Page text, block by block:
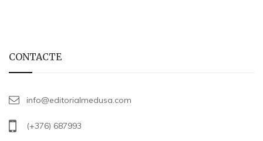
CONTACTE
info@editorialmedusa.com
(+376) 687993